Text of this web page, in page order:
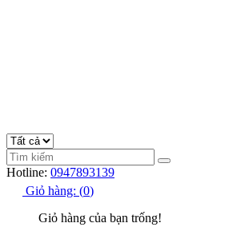
Hotline: 0947893139
Giỏ hàng: (0)
Giỏ hàng của bạn trống!